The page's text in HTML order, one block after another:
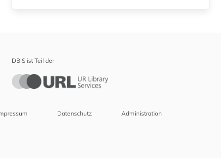
DBIS ist Teil der
Datenschutz Administration